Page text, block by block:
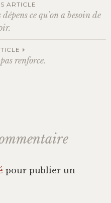
ARTICLE
ce qu’on a besoin de
renforce.
pour publier un